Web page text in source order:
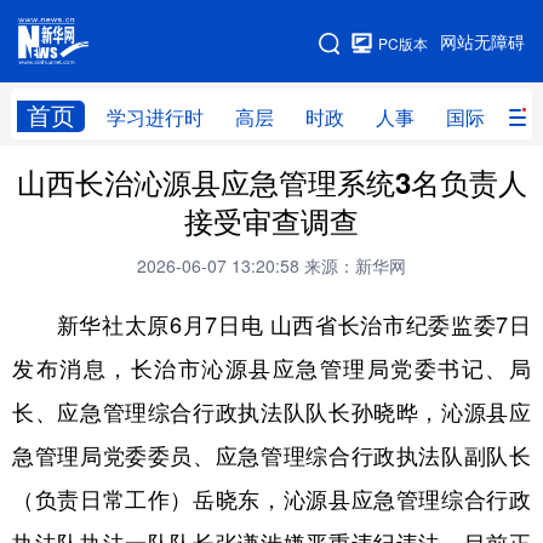
网站无障碍
PC版本
首页 学习进行时 高层 时政 人事 国际 财
网站地图
学习进行时 高层 时政 人事
财经 网评
科技 科创 量子 体育
文化 健康 军事
法律 中央文件 金融 汽车
食品 人居 信息化 数字经济
山西长治沁源县应急管理系统3名负责人
接受审查调查
2026-06-07 13:20:58 来源：新华网
新华社太原6月7日电 山西省长治市纪委监委7日
发布消息，长治市沁源县应急管理局党委书记、局
长、应急管理综合行政执法队队长孙晓晔，沁源县应
急管理局党委委员、应急管理综合行政执法队副队长
（负责日常工作）岳晓东，沁源县应急管理综合行政